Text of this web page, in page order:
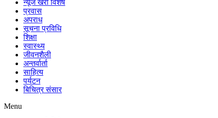
न्यूज खरी विशेष
प्रवास
अपराध
सूचना प्रविधि
शिक्षा
स्वास्थ्य
जीवनशैली
अन्तर्वार्ता
साहित्य
पर्यटन
बिचित्र संसार
Menu